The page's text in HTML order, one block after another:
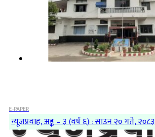
E-PAPER
न्यूजप्रवाह, अङ्क – ३ (वर्ष ६) : साउन २० गते, २०८३